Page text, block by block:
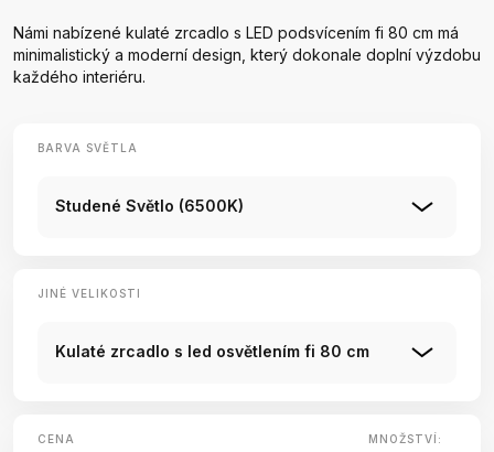
Námi nabízené kulaté zrcadlo s LED podsvícením fi 80 cm má
minimalistický a moderní design, který dokonale doplní výzdobu
každého interiéru.
BARVA SVĚTLA
Studené Světlo (6500K)
JINÉ VELIKOSTI
Kulaté zrcadlo s led osvětlením fi 80 cm
CENA MNOŽSTVÍ: